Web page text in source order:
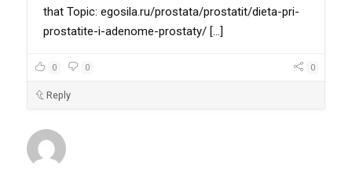
that Topic: egosila.ru/prostata/prostatit/dieta-pri-
prostatite-i-adenome-prostaty/ [...]
0 0 0
Reply